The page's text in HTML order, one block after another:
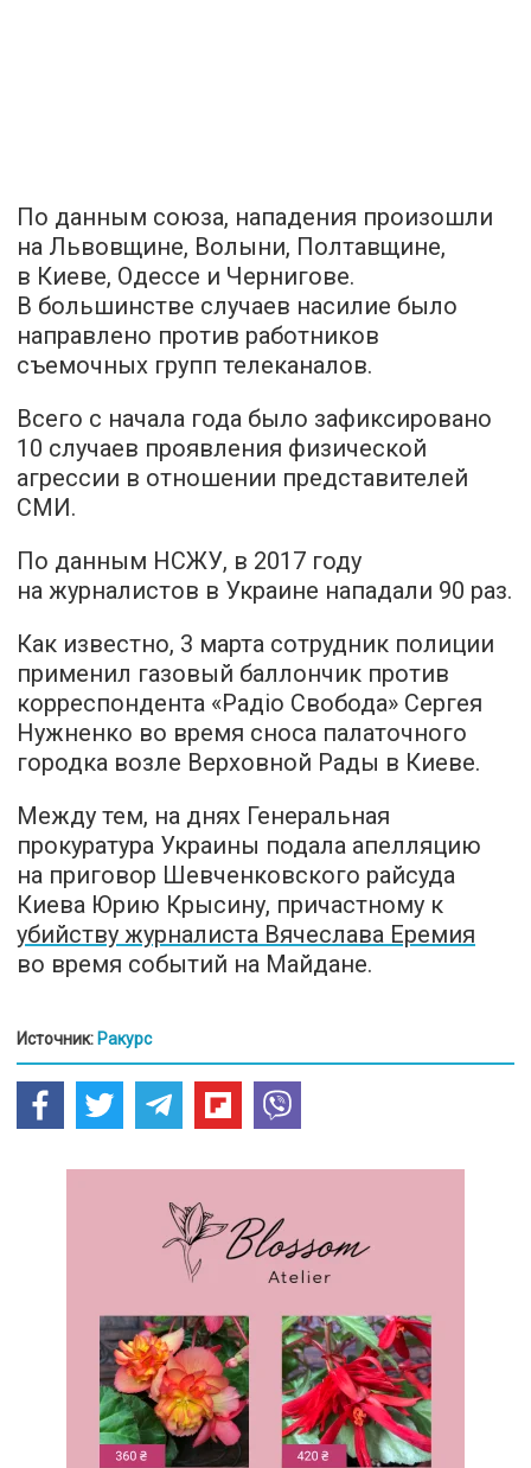
По данным союза, нападения произошли
на Львовщине, Волыни, Полтавщине,
в Киеве, Одессе и Чернигове.
В большинстве случаев насилие было
направлено против работников
съемочных групп телеканалов.
Всего с начала года было зафиксировано
10 случаев проявления физической
агрессии в отношении представителей
СМИ.
По данным НСЖУ, в 2017 году
на журналистов в Украине нападали 90 раз.
Как известно, 3 марта сотрудник полиции
применил газовый баллончик против
корреспондента «Радіо Свобода» Сергея
Нужненко во время сноса палаточного
городка возле Верховной Рады в Киеве.
Между тем, на днях Генеральная
прокуратура Украины подала апелляцию
на приговор Шевченковского райсуда
Киева Юрию Крысину, причастному к
убийству журналиста Вячеслава Еремия
во время событий на Майдане.
Источник: Ракурс